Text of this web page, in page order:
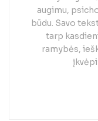
augimu,
būdu. Savo
tarp
ramybės,